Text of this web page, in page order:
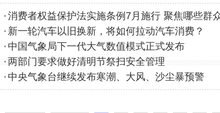
消费者权益保护法实施条例7月施行 聚焦哪些群
新一轮汽车以旧换新，将如何拉动汽车消费？
中国气象局下一代大气数值模式正式发布
两部门要求做好清明节祭扫安全管理
中央气象台继续发布寒潮、大风、沙尘暴预警